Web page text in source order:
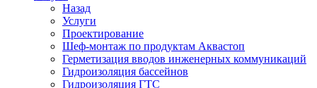
Назад
Услуги
Проектирование
Шеф-монтаж по продуктам Аквастоп
Герметизация вводов инженерных коммуникаций
Гидроизоляция бассейнов
Гидроизоляция ГТС